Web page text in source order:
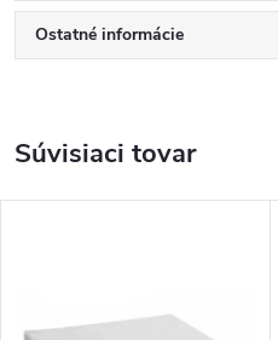
Ostatné informácie
Súvisiaci tovar